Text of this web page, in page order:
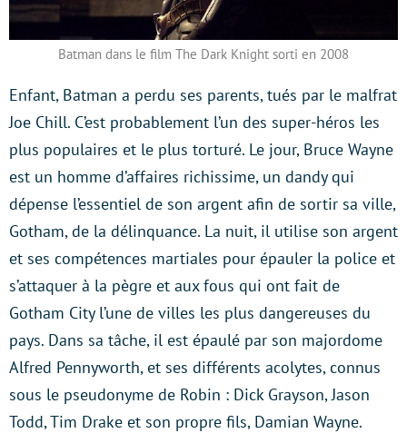
Batman dans le film The Dark Knight sorti en 2008
Enfant, Batman a perdu ses parents, tués par le malfrat
Joe Chill. C’est probablement l’un des super-héros les
plus populaires et le plus torturé. Le jour, Bruce Wayne
est un homme d’affaires richissime, un dandy qui
dépense l’essentiel de son argent afin de sortir sa ville,
Gotham, de la délinquance. La nuit, il utilise son argent
et ses compétences martiales pour épauler la police et
s’attaquer à la pègre et aux fous qui ont fait de
Gotham City l’une de villes les plus dangereuses du
pays. Dans sa tâche, il est épaulé par son majordome
Alfred Pennyworth, et ses différents acolytes, connus
sous le pseudonyme de Robin : Dick Grayson, Jason
Todd, Tim Drake et son propre fils, Damian Wayne.